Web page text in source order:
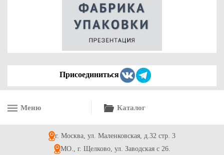
Присоединиться
Меню Каталог
г. Москва, ул. Маленковская, д.32 стр. 3
МО., г. Щелково, ул. Заводская с 26.